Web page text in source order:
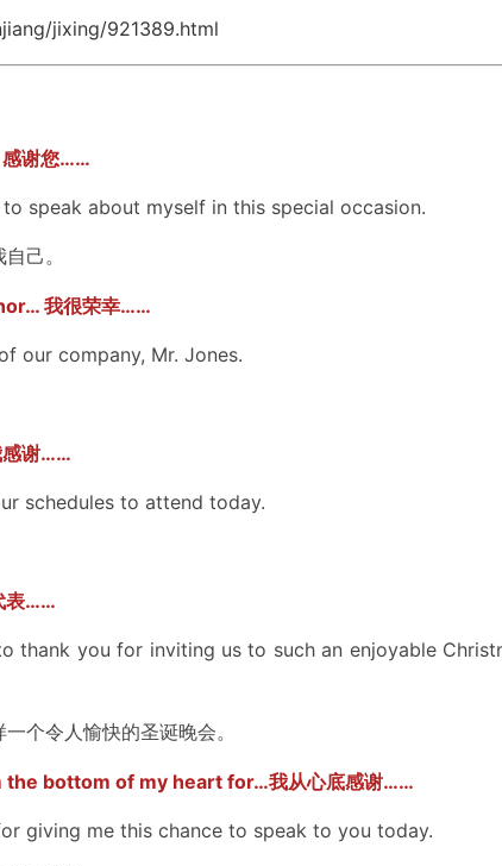
jixing/921389.html
谢您……
about myself in this special occasion.
己。
我很荣幸……
company, Mr. Jones.
谢……
schedules to attend today.
表……
you for inviting us to such an enjoyable
个令人愉快的圣诞晚会。
bottom of my heart for…我从心底感谢……
giving me this chance to speak to you today.